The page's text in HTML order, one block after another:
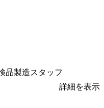
品製造スタッフ
詳細を表示